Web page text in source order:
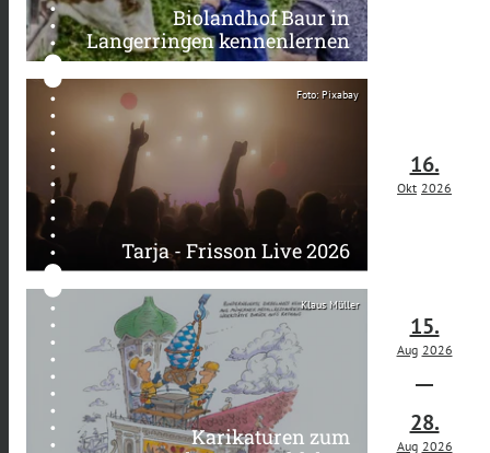
Biolandhof Baur in
Langerringen kennenlernen
Foto: Pixabay
Tarja - Frisson Live 2026
16.
Okt 2026
Klaus Müller
Karikaturen zum
15.
Aug 2026
28.
Aug 2026